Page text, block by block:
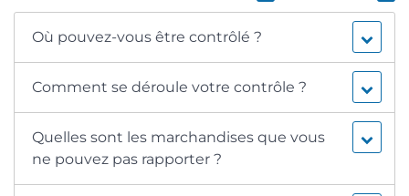
Où pouvez-vous être contrôlé ?
Comment se déroule votre contrôle ?
Quelles sont les marchandises que vous
ne pouvez pas rapporter ?